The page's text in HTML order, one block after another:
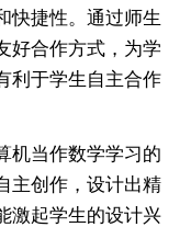
快捷性。通过师生
好合作方式，为学
利于学生自主合作
当作数学学习的
主创作，设计出精
激起学生的设计兴